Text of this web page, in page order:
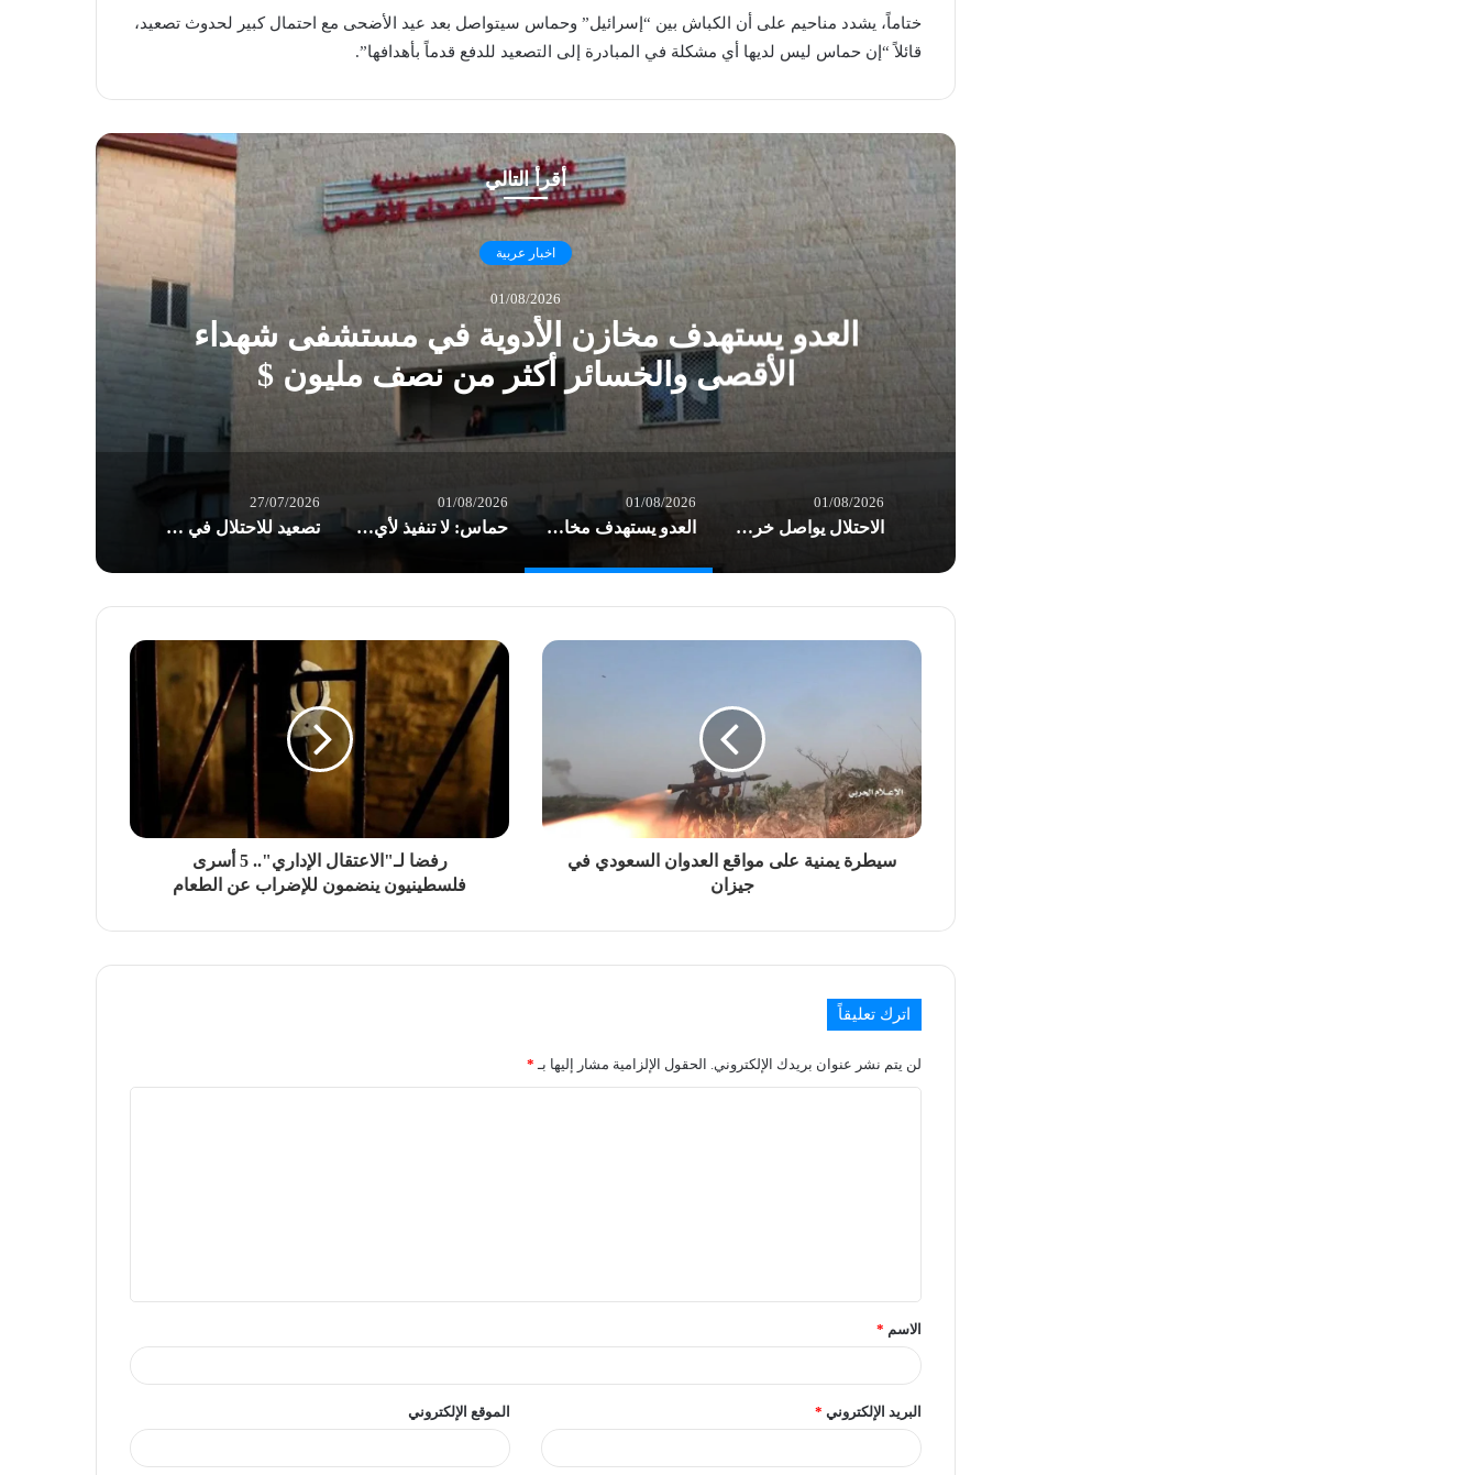
ختاماً، يشدد مناحيم على أن الكباش بين “إسرائيل” وحماس سيتواصل بعد عيد الأضحى مع احتمال كبير لحدوث تصعيد،
قائلاً “إن حماس ليس لديها أي مشكلة في المبادرة إلى التصعيد للدفع قدماً بأهدافها”.
أقرأ التالي
اخبار عربية
01/08/2026
العدو يستهدف مخازن الأدوية في مستشفى شهداء
الأقصى والخسائر أكثر من نصف مليون $
01/08/2026
الاحتلال يواصل خرق الهدنة في غزة.. شهداء وعشرات الإصابات بغارات العدو
01/08/2026
العدو يستهدف مخازن الأدوية في مستشفى شهداء الأقصى والخسائر أكثر من نصف مليون $
01/08/2026
حماس: لا تنفيذ لأي خطوة بشأن حصر السلاح قبل انسحاب الاحتلال من قطاع غزة
27/07/2026
تصعيد للاحتلال في الضفة: اقتحامات واعتقالات وسيدة فلسطينية تفقد جنينها بسبب الحواجز
سيطرة يمنية على مواقع العدوان السعودي في
جيزان
رفضا لـ"الاعتقال الإداري".. 5 أسرى
فلسطينيون ينضمون للإضراب عن الطعام
اترك تعليقاً
لن يتم نشر عنوان بريدك الإلكتروني. الحقول الإلزامية مشار إليها بـ *
الاسم *
البريد الإلكتروني * الموقع الإلكتروني